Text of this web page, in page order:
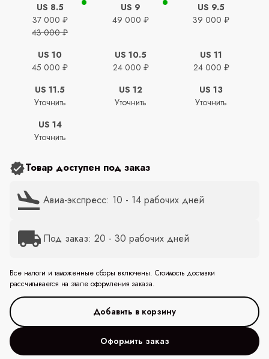
US 8.5
37 000 ₽
43 000 ₽
US 9
49 000 ₽
US 9.5
39 000 ₽
US 10
45 000 ₽
US 10.5
24 000 ₽
US 11
24 000 ₽
US 11.5
Уточнить
US 12
Уточнить
US 13
Уточнить
US 14
Уточнить
Товар доступен под заказ
Авиа-экспресс: 10 - 14 рабочих дней
Под заказ: 20 - 30 рабочих дней
Все налоги и таможенные сборы включены. Стоимость доставки
рассчитывается на этапе оформления заказа.
Оформить заказ